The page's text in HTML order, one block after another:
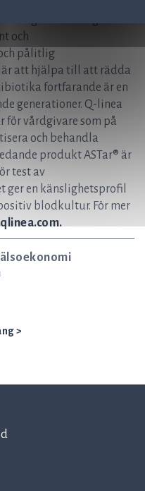
och
pålitlig
är att hjälpa till att rädda
fortfarande är en
generationer. Q-linea
för vårdgivare som på
och behandla
produkt ASTar® är
test av
ger en känslighetsprofil
blodkultur. För mer
>